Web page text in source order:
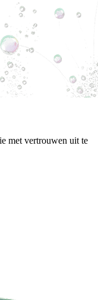
met vertrouwen uit te